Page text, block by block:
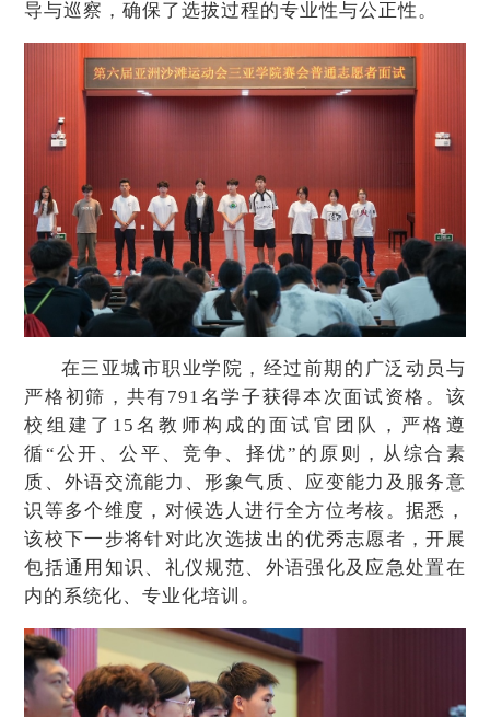
导与巡察，确保了选拔过程的专业性与公正性。
在三亚城市职业学院，经过前期的广泛动员与
严格初筛，共有791名学子获得本次面试资格。该
校组建了15名教师构成的面试官团队，严格遵
循“公开、公平、竞争、择优”的原则，从综合素
质、外语交流能力、形象气质、应变能力及服务意
识等多个维度，对候选人进行全方位考核。据悉，
该校下一步将针对此次选拔出的优秀志愿者，开展
包括通用知识、礼仪规范、外语强化及应急处置在
内的系统化、专业化培训。